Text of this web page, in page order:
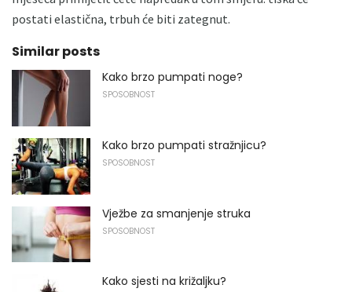
postati elastična, trbuh će biti zategnut.
Similar posts
Kako brzo pumpati noge?
SPOSOBNOST
Kako brzo pumpati stražnjicu?
SPOSOBNOST
Vježbe za smanjenje struka
SPOSOBNOST
Kako sjesti na križaljku?